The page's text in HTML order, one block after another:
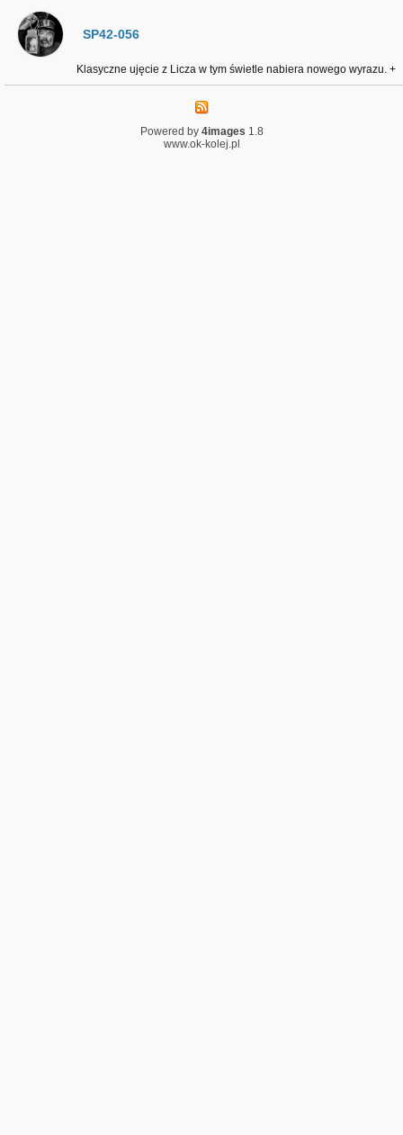
SP42-056
Klasyczne ujęcie z Licza w tym świetle nabiera nowego wyrazu. +
Powered by 4images 1.8
www.ok-kolej.pl